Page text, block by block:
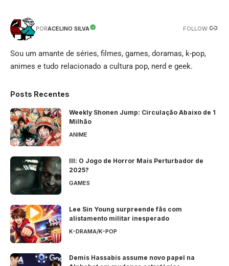
PORACELINO SILVA FOLLOW:
Sou um amante de séries, filmes, games, doramas, k-pop,
animes e tudo relacionado a cultura pop, nerd e geek.
Posts Recentes
Weekly Shonen Jump: Circulação Abaixo de 1
Milhão
ANIME
Ill: O Jogo de Horror Mais Perturbador de
2025?
GAMES
Lee Sin Young surpreende fãs com
alistamento militar inesperado
K-DRAMA/K-POP
Demis Hassabis assume novo papel na